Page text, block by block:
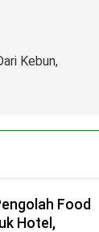
Kebun,
Food
Hotel,